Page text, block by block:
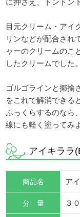
目元クリーム・アイ
リンなどが配合され
ャーのクリームのこ
したクリームでした。
ゴルゴラインと揶揄
をこれで解消できる
ふっくらするのなら
線にも軽く塗ってみ
アイキララ
商品名 ア
分 量 ３